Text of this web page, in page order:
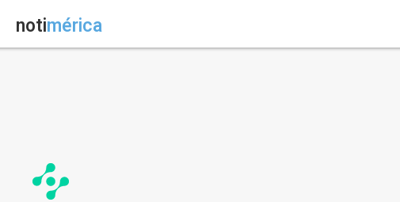
notimérica